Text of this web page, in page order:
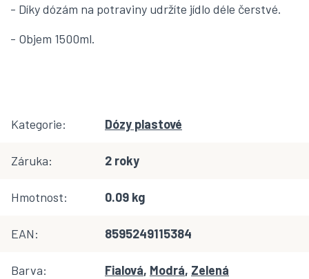
- Díky dózám na potraviny udržíte jídlo déle čerstvé.
- Objem 1500ml.
Kategorie: Dózy plastové
Záruka: 2 roky
Hmotnost: 0.09 kg
EAN: 8595249115384
Barva: Fialová, Modrá, Zelená